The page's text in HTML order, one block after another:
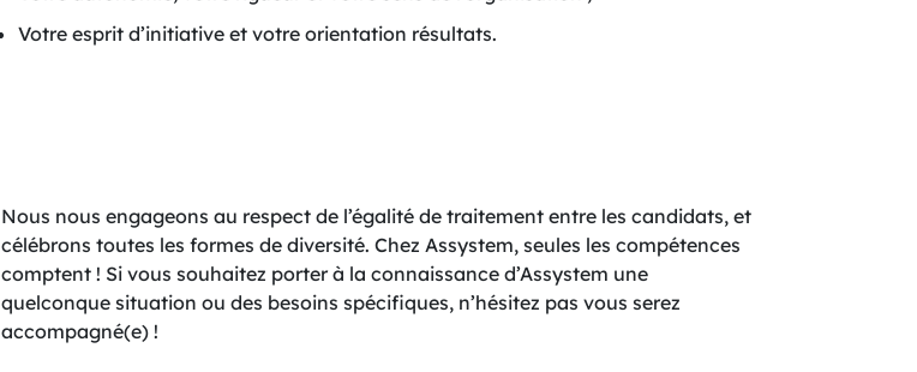
Votre esprit d’initiative et votre orientation résultats.
Nous nous engageons au respect de l’égalité de traitement entre les candidats, et
célébrons toutes les formes de diversité. Chez Assystem, seules les compétences
comptent ! Si vous souhaitez porter à la connaissance d’Assystem une
quelconque situation ou des besoins spécifiques, n’hésitez pas vous serez
accompagné(e) !